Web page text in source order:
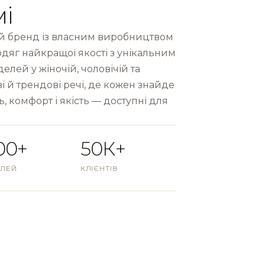
бренд із власним виробництвом
найкращої якості з унікальним
у жіночій, чоловічій та
й трендові речі, де кожен знайде
комфорт і якість — доступні для
50К+
КЛІЄНТІВ